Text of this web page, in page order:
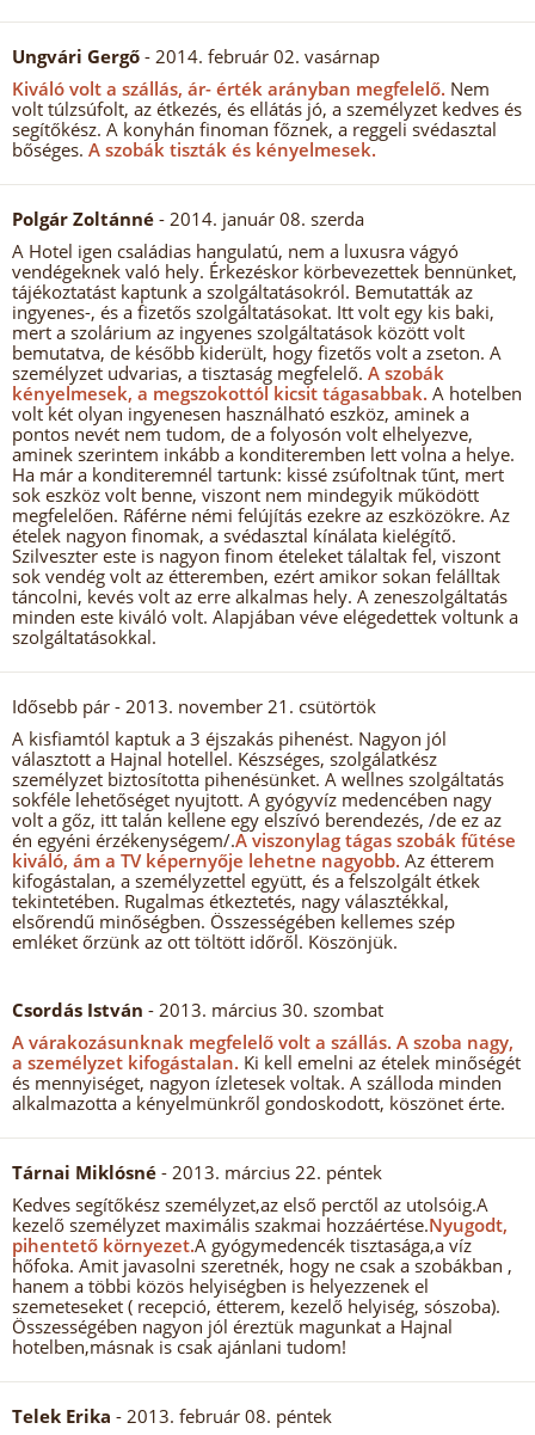
Ungvári Gergő - 2014. február 02. vasárnap
Kiváló volt a szállás, ár- érték arányban megfelelő. Nem
volt túlzsúfolt, az étkezés, és ellátás jó, a személyzet kedves és
segítőkész. A konyhán finoman főznek, a reggeli svédasztal
bőséges. A szobák tiszták és kényelmesek.
Polgár Zoltánné - 2014. január 08. szerda
A Hotel igen családias hangulatú, nem a luxusra vágyó
vendégeknek való hely. Érkezéskor körbevezettek bennünket,
tájékoztatást kaptunk a szolgáltatásokról. Bemutatták az
ingyenes-, és a fizetős szolgáltatásokat. Itt volt egy kis baki,
mert a szolárium az ingyenes szolgáltatások között volt
bemutatva, de később kiderült, hogy fizetős volt a zseton. A
személyzet udvarias, a tisztaság megfelelő. A szobák
kényelmesek, a megszokottól kicsit tágasabbak. A hotelben
volt két olyan ingyenesen használható eszköz, aminek a
pontos nevét nem tudom, de a folyosón volt elhelyezve,
aminek szerintem inkább a konditeremben lett volna a helye.
Ha már a konditeremnél tartunk: kissé zsúfoltnak tűnt, mert
sok eszköz volt benne, viszont nem mindegyik működött
megfelelően. Ráférne némi felújítás ezekre az eszközökre. Az
ételek nagyon finomak, a svédasztal kínálata kielégítő.
Szilveszter este is nagyon finom ételeket tálaltak fel, viszont
sok vendég volt az étteremben, ezért amikor sokan felálltak
táncolni, kevés volt az erre alkalmas hely. A zeneszolgáltatás
minden este kiváló volt. Alapjában véve elégedettek voltunk a
szolgáltatásokkal.
Idősebb pár - 2013. november 21. csütörtök
A kisfiamtól kaptuk a 3 éjszakás pihenést. Nagyon jól
választott a Hajnal hotellel. Készséges, szolgálatkész
személyzet biztosította pihenésünket. A wellnes szolgáltatás
sokféle lehetőséget nyujtott. A gyógyvíz medencében nagy
volt a gőz, itt talán kellene egy elszívó berendezés, /de ez az
én egyéni érzékenységem/.A viszonylag tágas szobák fűtése
kiváló, ám a TV képernyője lehetne nagyobb. Az étterem
kifogástalan, a személyzettel együtt, és a felszolgált étkek
tekintetében. Rugalmas étkeztetés, nagy választékkal,
elsőrendű minőségben. Összességében kellemes szép
emléket őrzünk az ott töltött időről. Köszönjük.
Csordás István - 2013. március 30. szombat
A várakozásunknak megfelelő volt a szállás. A szoba nagy,
a személyzet kifogástalan. Ki kell emelni az ételek minőségét
és mennyiséget, nagyon ízletesek voltak. A szálloda minden
alkalmazotta a kényelmünkről gondoskodott, köszönet érte.
Tárnai Miklósné - 2013. március 22. péntek
Kedves segítőkész személyzet,az első perctől az utolsóig.A
kezelő személyzet maximális szakmai hozzáértése.Nyugodt,
pihentető környezet.A gyógymedencék tisztasága,a víz
hőfoka. Amit javasolni szeretnék, hogy ne csak a szobákban ,
hanem a többi közös helyiségben is helyezzenek el
szemeteseket ( recepció, étterem, kezelő helyiség, sószoba).
Összességében nagyon jól éreztük magunkat a Hajnal
hotelben,másnak is csak ajánlani tudom!
Telek Erika - 2013. február 08. péntek